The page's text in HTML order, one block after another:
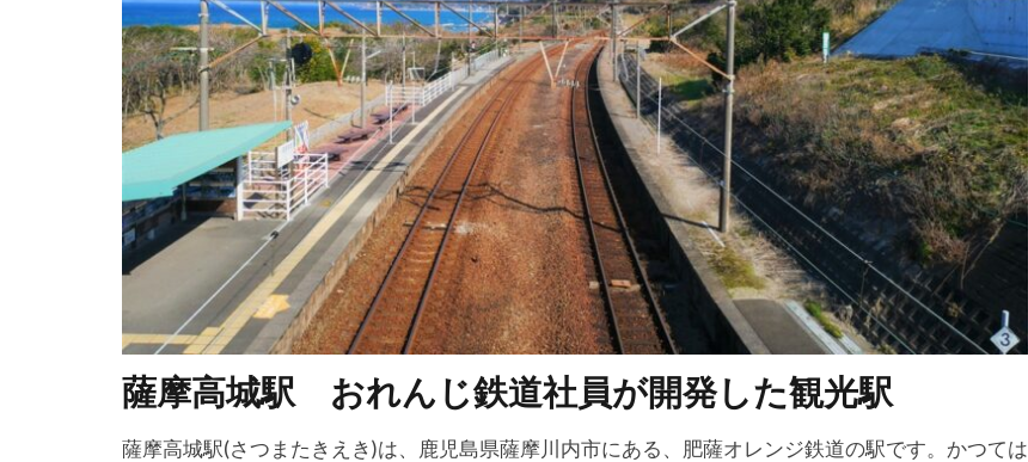
薩摩高城駅 おれんじ鉄道社員が開発した観光駅
薩摩高城駅(さつまたきえき)は、鹿児島県薩摩川内市にある、肥薩オレンジ鉄道の駅です。かつては